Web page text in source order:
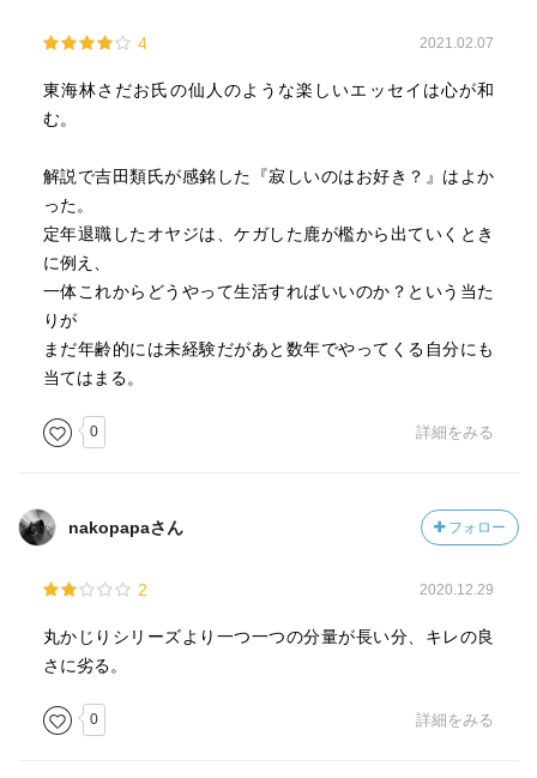
4 2021.02.07
東海林さだお氏の仙人のような楽しいエッセイは心が和
む。
解説で吉田類氏が感銘した『寂しいのはお好き？』はよか
った。
定年退職したオヤジは、ケガした鹿が檻から出ていくとき
に例え、
一体これからどうやって生活すればいいのか？という当た
りが
まだ年齢的には未経験だがあと数年でやってくる自分にも
当てはまる。
0 詳細をみる
nakopapaさん フォロー
2 2020.12.29
丸かじりシリーズより一つ一つの分量が長い分、キレの良
さに劣る。
0 詳細をみる